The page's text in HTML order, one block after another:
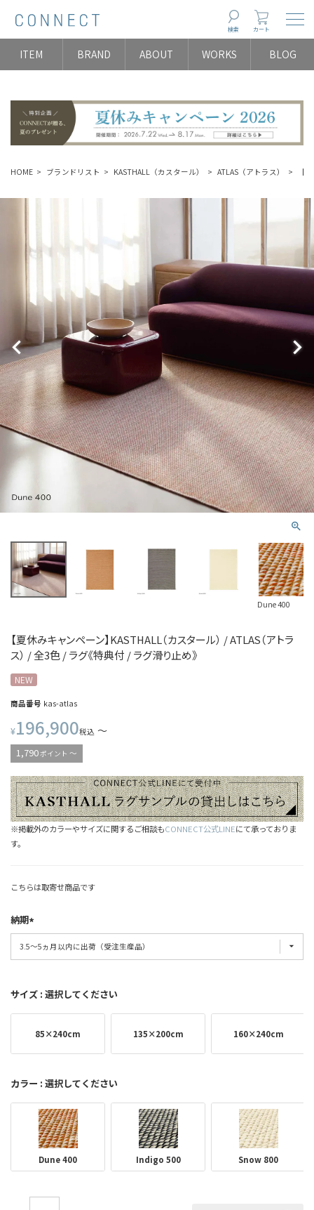
検索 カート
ITEM BRAND ABOUT WORKS BLOG
HOME ブランドリスト KASTHALL（カスタール） ATLAS（アトラス） 【
【夏休みキャンペーン】KASTHALL（カスタール） / ATLAS（アトラ
ス） / 全3色 / ラグ《特典付 / ラグ滑り止め》
Dune 400
NEW
商品番号 kas-atlas
¥196,900税込 〜
1,790ポイント 〜
※掲載外のカラーやサイズに関するご相談もCONNECT公式LINEにて承っておりま
す。
こちらは取寄せ商品です
納期
サイズ 選択してください
85×240cm 135×200cm 160×240cm
カラー 選択してください
Dune 400 Indigo 500 Snow 800